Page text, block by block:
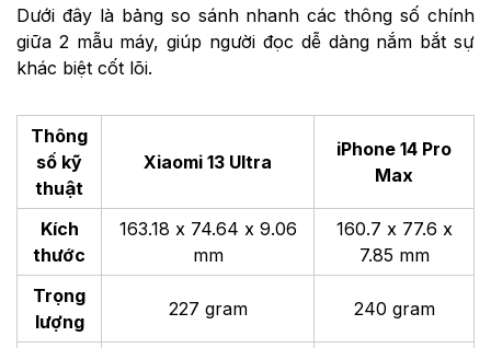
Dưới đây là bảng so sánh nhanh các thông số chính
giữa 2 mẫu máy, giúp người đọc dễ dàng nắm bắt sự
khác biệt cốt lõi.
Thông
số kỹ
thuật
Xiaomi 13 Ultra
iPhone 14 Pro
Max
Kích
thước
163.18 x 74.64 x 9.06
mm
160.7 x 77.6 x
7.85 mm
Trọng
lượng
227 gram 240 gram